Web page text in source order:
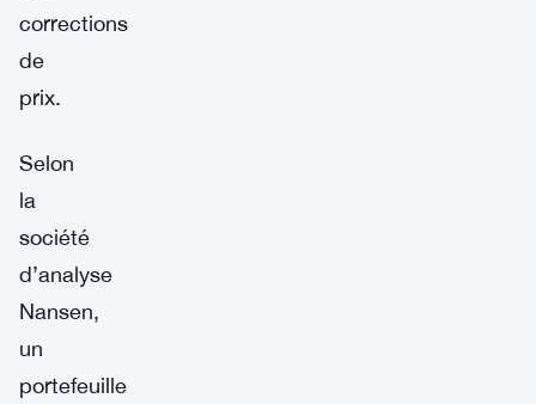
corrections
de
prix.
Selon
la
société
d’analyse
Nansen,
un
portefeuille